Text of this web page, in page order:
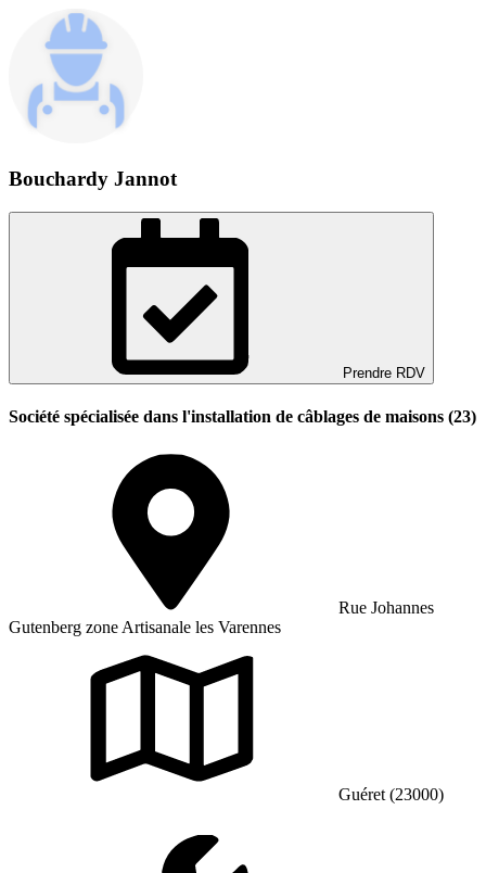
Bouchardy Jannot
Prendre RDV
Société spécialisée dans l'installation de câblages de maisons (23)
Rue Johannes
Gutenberg zone Artisanale les Varennes
Guéret (23000)